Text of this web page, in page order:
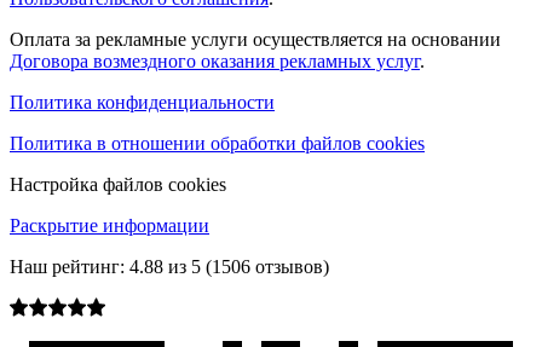
Оплата за рекламные услуги осуществляется на основании
Договора возмездного оказания рекламных услуг.
Политика конфиденциальности
Политика в отношении обработки файлов cookies
Настройка файлов cookies
Раскрытие информации
Наш рейтинг: 4.88 из 5 (1506 отзывов)